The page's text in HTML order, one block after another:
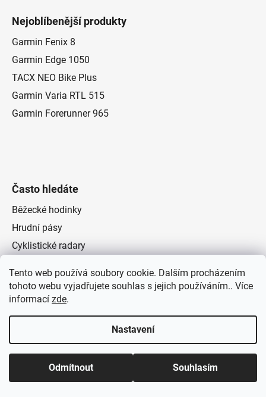
Tento web používá soubory cookie. Dalším procházením
tohoto webu vyjadřujete souhlas s jejich používáním.. Více
informací zde.
Nastavení
Odmítnout Souhlasím
Nejoblíbenější produkty
Garmin Fenix 8
Garmin Edge 1050
TACX NEO Bike Plus
Garmin Varia RTL 515
Garmin Forerunner 965
Často hledáte
Běžecké hodinky
Hrudní pásy
Cyklistické radary
Pánské chytré hodinky v češtině
Dámské chytré hodinky v češtině
Vše o nákupu
Doprava zdarma